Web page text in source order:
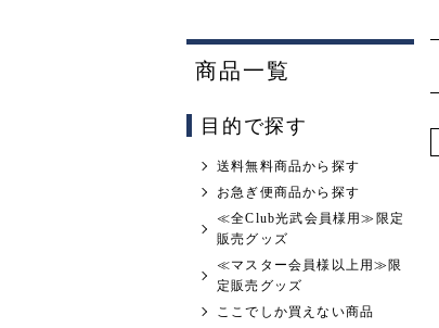
商品一覧
目的で探す
送料無料商品から探す
お急ぎ便商品から探す
≪全Club光武会員様用≫限定
販売グッズ
≪マスター会員様以上用≫限
定販売グッズ
ここでしか買えない商品